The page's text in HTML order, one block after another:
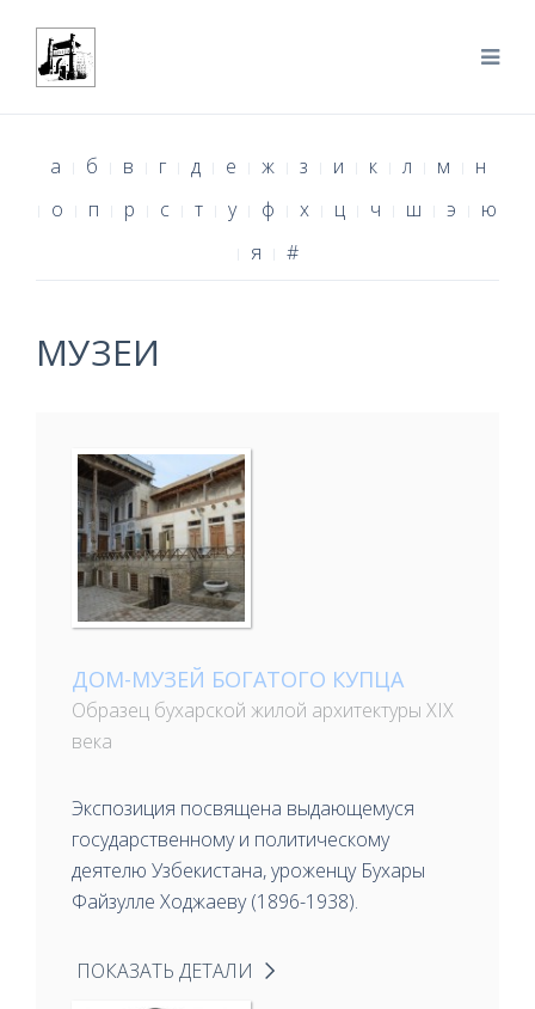
а б в г д е ж з и к л м
н
о
п р с т у ф х ц ч ш э
ю
я
#
МУЗЕИ
ДОМ-МУЗЕЙ БОГАТОГО КУПЦА
Образец бухарской жилой архитектуры XIX
века
Экспозиция посвящена выдающемуся
государственному и политическому
деятелю Узбекистана, уроженцу Бухары
Файзулле Ходжаеву (1896-1938).
ПОКАЗАТЬ ДЕТАЛИ